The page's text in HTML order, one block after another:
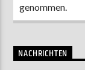
genommen.
NACHRICHTEN